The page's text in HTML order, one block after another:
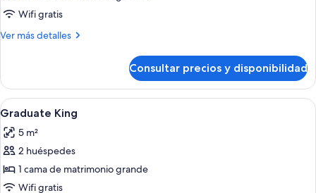
Graduate
King
Wifi gratis
Ver más detalles
Más
King
Consultar precios y disponibilidad
Abrir
todas
las
fotos
de
Graduate
Habitación de hotel con una cama
6
Graduate King
5 m²
2 huéspedes
1 cama de matrimonio grande
Wifi gratis